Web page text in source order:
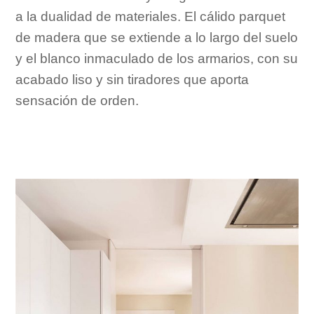
a la dualidad de materiales. El cálido parquet
de madera que se extiende a lo largo del suelo
y el blanco inmaculado de los armarios, con su
acabado liso y sin tiradores que aporta
sensación de orden.